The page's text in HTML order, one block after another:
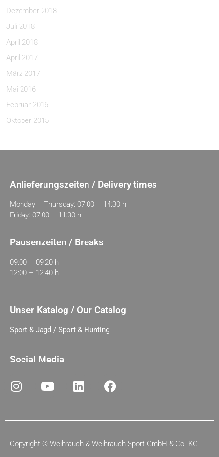
Dezember 2018
Juli 2018
April 2018
April 2017
März 2017
Mai 2016
Februar 2016
Oktober 2015
Anlieferungszeiten / Delivery times
Monday – Thursday: 07:00 – 14:30 h
Friday: 07:00 – 11:30 h
Pausenzeiten / Breaks
09:00 – 09:20 h
12:00 – 12:40 h
Unser Katalog / Our Catalog
Sport & Jagd / Sport & Hunting
Social Media
Copyright © Weihrauch & Weihrauch Sport GmbH & Co. KG